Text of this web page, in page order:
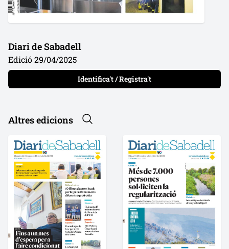
Diari de Sabadell
Edició 29/04/2025
Identifica't / Registra't
Altres edicions